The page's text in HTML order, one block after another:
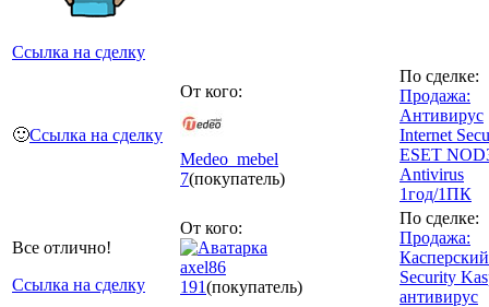
Ссылка на сделку
🙂Ссылка на сделку
От кого:
Medeo_mebel
7(покупатель)
По сделке:
Продажа:
Антивирус
Internet
ESET
Antivirus
1год/1ПК
Все отлично!
Ссылка на сделку
От кого:
axel86
191(покупатель)
По сделке:
Продажа:
Security
антивирус